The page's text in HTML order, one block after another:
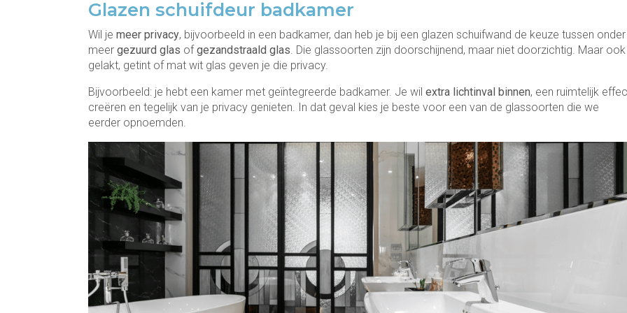
Glazen schuifdeur badkamer
Wil je meer privacy, bijvoorbeeld in een badkamer, dan heb je bij een glazen schuifwand de keuze tussen onder
meer gezuurd glas ofgezandstraald glas. Die glassoorten zijn doorschijnend, maar niet doorzichtig. Maar ook
gelakt, getint of mat wit glas geven je die privacy.
Bijvoorbeeld: je hebt een kamer met geïntegreerde badkamer. Je wil extra lichtinval binnen, een ruimtelijk
creëren en tegelijk van je privacy genieten. In dat geval kies je beste voor een van de glassoorten die we
eerder opnoemden.